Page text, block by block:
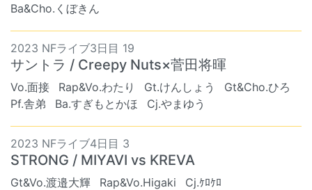
Ba&Cho.くぼきん
2023 NFライブ3日目 19
サントラ / Creepy Nuts×菅田将暉
Vo.面接 Rap&Vo.わたり Gt.けんしょう
Gt&Cho.ひろ
Pf.舎弟
Ba.すぎもとかほ Cj.やまゆう
2023 NFライブ4日目 3
STRONG / MIYAVI vs KREVA
Gt&Vo.渡邉大輝 Rap&Vo.Higaki Cj.ｹﾛｹﾛ